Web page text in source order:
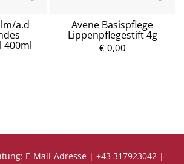
a.d
400ml
Avene Basispflege
Lippenpflegestift 4g
€ 0,00
E-Mail-Adresse| +43 317923042|